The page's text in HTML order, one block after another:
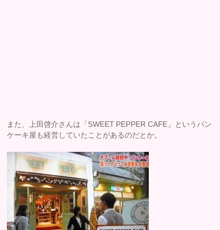
また、上田啓介さんは「SWEET PEPPER CAFE」というパン
ケーキ屋も経営していたことがあるのだとか。